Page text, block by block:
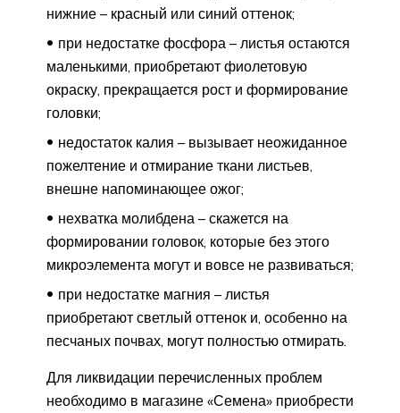
нижние – красный или синий оттенок;
при недостатке фосфора – листья остаются
маленькими, приобретают фиолетовую
окраску, прекращается рост и формирование
головки;
недостаток калия – вызывает неожиданное
пожелтение и отмирание ткани листьев,
внешне напоминающее ожог;
нехватка молибдена – скажется на
формировании головок, которые без этого
микроэлемента могут и вовсе не развиваться;
при недостатке магния – листья
приобретают светлый оттенок и, особенно на
песчаных почвах, могут полностью отмирать.
Для ликвидации перечисленных проблем
необходимо в магазине «Семена» приобрести